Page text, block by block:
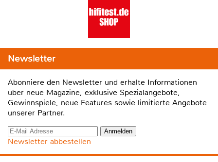
Newsletter
Abonniere den Newsletter und erhalte Informationen
über neue Magazine, exklusive Spezialangebote,
Gewinnspiele, neue Features sowie limitierte Angebote
unserer Partner.
Newsletter abbestellen